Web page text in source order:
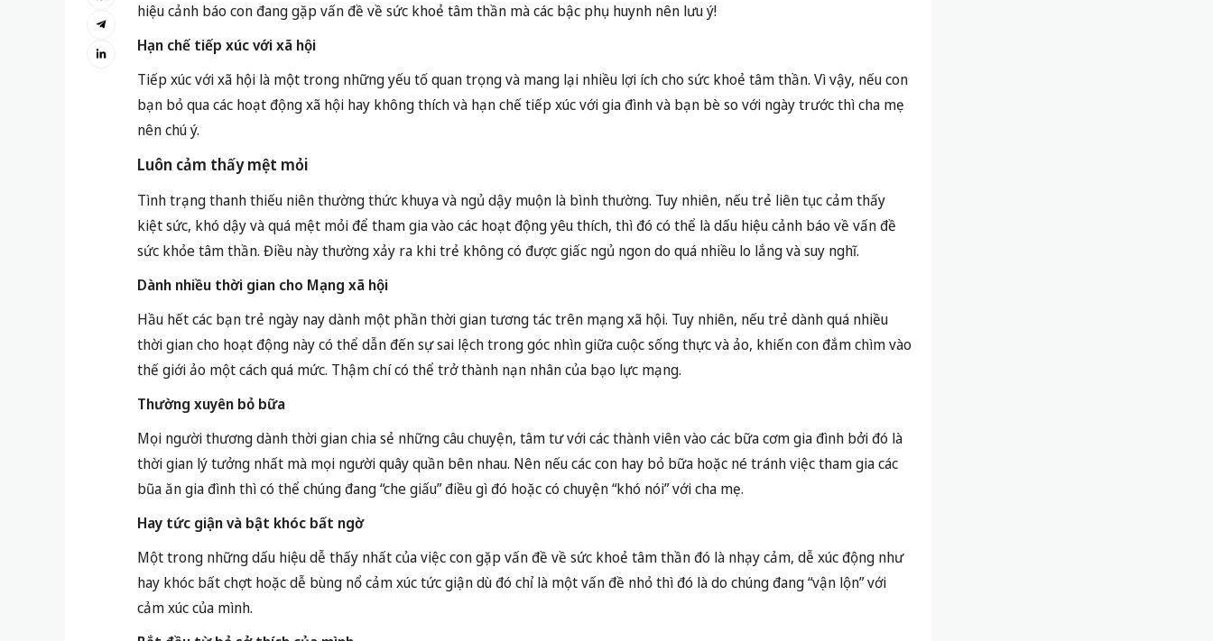
hiệu cảnh báo con đang gặp vấn đề về sức khoẻ tâm thần mà các bậc phụ huynh nên lưu ý!
Hạn chế tiếp xúc với xã hội
Tiếp xúc với xã hội là một trong những yếu tố quan trọng và mang lại nhiều lợi ích cho sức khoẻ tâm thần. Vì vậy, nếu con
bạn bỏ qua các hoạt động xã hội hay không thích và hạn chế tiếp xúc với gia đình và bạn bè so với ngày trước thì cha mẹ
nên chú ý.
Luôn cảm thấy mệt mỏi
Tình trạng thanh thiếu niên thường thức khuya và ngủ dậy muộn là bình thường. Tuy nhiên, nếu trẻ liên tục cảm thấy
kiệt sức, khó dậy và quá mệt mỏi để tham gia vào các hoạt động yêu thích, thì đó có thể là dấu hiệu cảnh báo về vấn đề
sức khỏe tâm thần. Điều này thường xảy ra khi trẻ không có được giấc ngủ ngon do quá nhiều lo lắng và suy nghĩ.
Dành nhiều thời gian cho Mạng xã hội
Hầu hết các bạn trẻ ngày nay dành một phần thời gian tương tác trên mạng xã hội. Tuy nhiên, nếu trẻ dành quá nhiều
thời gian cho hoạt động này có thể dẫn đến sự sai lệch trong góc nhìn giữa cuộc sống thực và ảo, khiến con đắm chìm vào
thế giới ảo một cách quá mức. Thậm chí có thể trở thành nạn nhân của bạo lực mạng.
Thường xuyên bỏ bữa
Mọi người thương dành thời gian chia sẻ những câu chuyện, tâm tư với các thành viên vào các bữa cơm gia đình bởi đó là
thời gian lý tưởng nhất mà mọi người quây quần bên nhau. Nên nếu các con hay bỏ bữa hoặc né tránh việc tham gia các
bũa ăn gia đình thì có thể chúng đang “che giấu” điều gì đó hoặc có chuyện “khó nói” với cha mẹ.
Hay tức giận và bật khóc bất ngờ
Một trong những dấu hiệu dễ thấy nhất của việc con gặp vấn đề về sức khoẻ tâm thần đó là nhạy cảm, dễ xúc động như
hay khóc bất chợt hoặc dễ bùng nổ cảm xúc tức giận dù đó chỉ là một vấn đề nhỏ thì đó là do chúng đang “vận lộn” với
cảm xúc của mình.